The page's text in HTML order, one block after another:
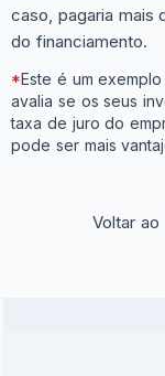
caso, pagaria mais
do financiamento.
*Este é um
avalia se os seus
taxa de juro do
pode ser mais
Voltar ao